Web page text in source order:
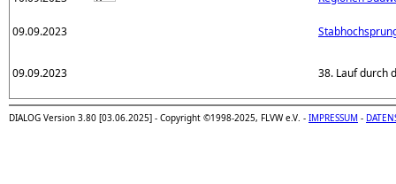
09.09.2023
09.09.2023 38. Lauf durch
DIALOG Version 3.80 [03.06.2025] - Copyright ©1998-2025, FLVW e.V. - IMPRESSUM -